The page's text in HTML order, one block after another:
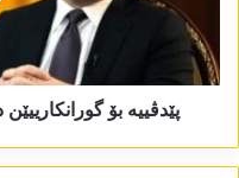
پێدڤییە بۆ